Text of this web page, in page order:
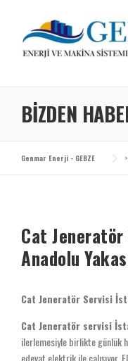
content
BIZDEN
Genmar Enerji - GEBZE >
Cat
Anadolu
Cat Jeneratör Servisi
Cat Jeneratör servisi
ilerlemesiyle birlikte günlük
edevat elektrik ile çalışıyor.